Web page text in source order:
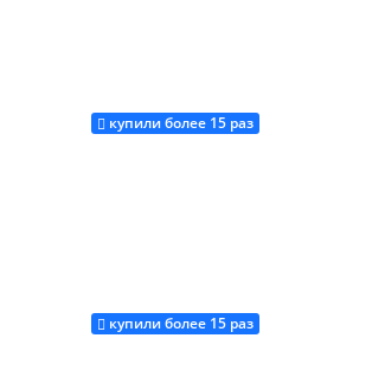
Купить
купили более 15 раз
Купить
купили более 15 раз